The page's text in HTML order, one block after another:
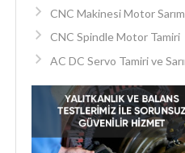
CNC Makinesi Motor
CNC Spindle Motor Tamiri
AC DC Servo Tamiri ve